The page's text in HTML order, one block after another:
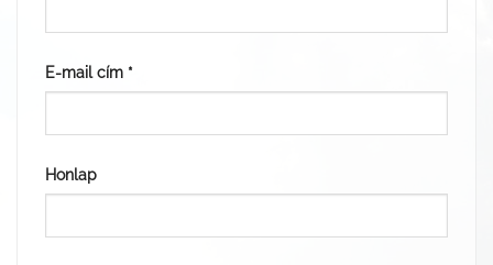
E-mail cím *
Honlap